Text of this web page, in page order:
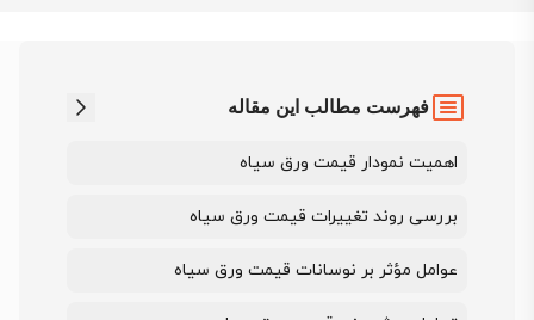
فهرست مطالب این مقاله
اهمیت نمودار قیمت ورق سیاه
بررسی روند تغییرات قیمت ورق سیاه
عوامل مؤثر بر نوسانات قیمت ورق سیاه